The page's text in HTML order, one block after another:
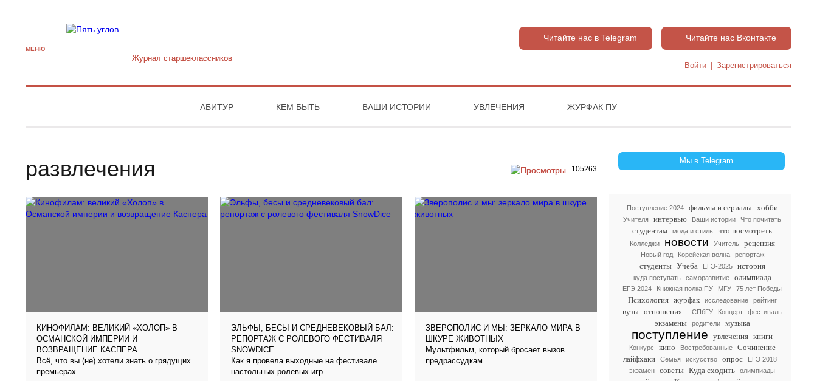
МЕНЮ
Журнал старшекласcников
Читайте нас в Telegram Читайте нас Вконтакте
Войти Зарегистрироваться
АБИТУР КЕМ БЫТЬ ВАШИ ИСТОРИИ УВЛЕЧЕНИЯ ЖУРФАК ПУ
Мы в Telegram
Поступление 2024 фильмы и сериалы хобби
Учителя интервью Ваши истории Что почитать
студентам мода и стиль что посмотреть
Колледжи новости Учитель рецензия
Новый год Корейская волна репортаж
студенты Учеба ЕГЭ-2025 история
куда поступать саморазвитие олимпиада
ЕГЭ 2024 Книжная полка ПУ МГУ 75 лет Победы
Психология журфак исследование рейтинг
вузы отношения СПбГУ Концерт фестиваль
экзамены родители музыка
поступление увлечения книги
Конкурс кино Востребованные
Сочинение
лайфхаки
Семья искусство опрос
ЕГЭ 2018
экзамен
советы Куда сходить олимпиады
105263
развлечения
КИНОФИЛАМ: ВЕЛИКИЙ «ХОЛОП» В
ОСМАНСКОЙ ИМПЕРИИ И
ВОЗВРАЩЕНИЕ КАСПЕРА
Всё, что вы (не) хотели знать о грядущих
премьерах
ЭЛЬФЫ, БЕСЫ И СРЕДНЕВЕКОВЫЙ БАЛ:
РЕПОРТАЖ С РОЛЕВОГО ФЕСТИВАЛЯ
SNOWDICE
Как я провела выходные на фестивале
настольных ролевых игр
ЗВЕРОПОЛИС И МЫ: ЗЕРКАЛО МИРА В
ШКУРЕ ЖИВОТНЫХ
Мультфильм, который бросает вызов
предрассудкам